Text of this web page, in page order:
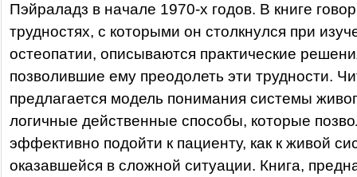
Пэйраладз в начале 1970-х годов. В книге
трудностях, с которыми он столкнулся при
остеопатии, описываются практические
позволившие ему преодолеть эти трудности.
предлагается модель понимания системы
логичные действенные способы, которые
эффективно подойти к пациенту, как к живой
оказавшейся в сложной ситуации. Книга,